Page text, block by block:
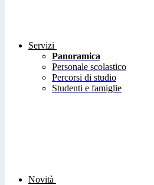
Servizi
Panoramica
Personale scolastico
Percorsi di studio
Studenti e famiglie
Novità